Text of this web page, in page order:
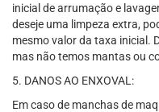
inicial de arrumação e
deseje uma limpeza extra,
mesmo valor da taxa inicial.
mas não temos mantas ou
5. DANOS AO ENXOVAL:
Em caso de manchas de